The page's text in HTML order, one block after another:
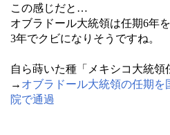
この感じだと…
オブラドール大統領は任期6年
3年でクビになりそうですね。
自ら蒔いた種「メキシコ大統領
→ オブラドール大統領の任期
院で通過